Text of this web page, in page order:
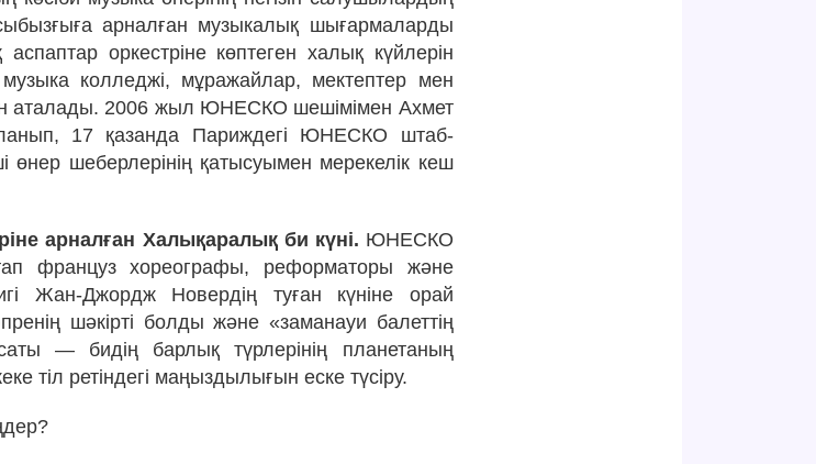
арналған музыкалық шығармаларды
оркестріне көптеген халық күйлерін
колледжі, мұражайлар, мектептер мен
аталады. 2006 жыл ЮНЕСКО шешімімен Ахмет
17 қазанда Париждегі ЮНЕСКО штаб-
өнер шеберлерінің қатысуымен мерекелік кеш
арналған Халықаралық би күні. ЮНЕСКО
француз хореографы, реформаторы және
Жан-Джордж Новердің туған күніне орай
шәкірті болды және «заманауи балеттің
— бидің барлық түрлерінің планетаның
тіл ретіндегі маңыздылығын еске түсіру.